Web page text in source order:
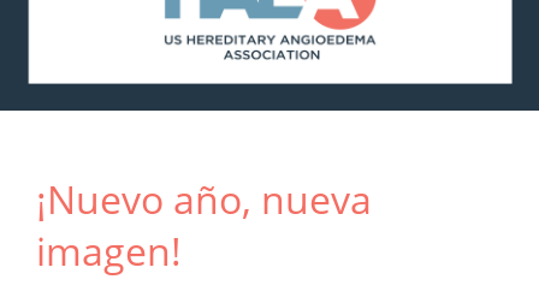
¡Nuevo año, nueva
imagen!